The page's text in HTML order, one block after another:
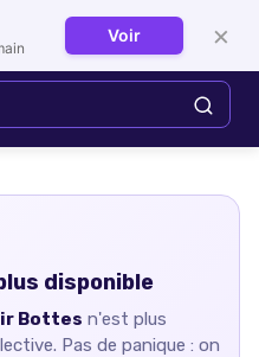
Se connecter
disponible
Bottes n'est plus
. Pas de panique : on
Voir ×